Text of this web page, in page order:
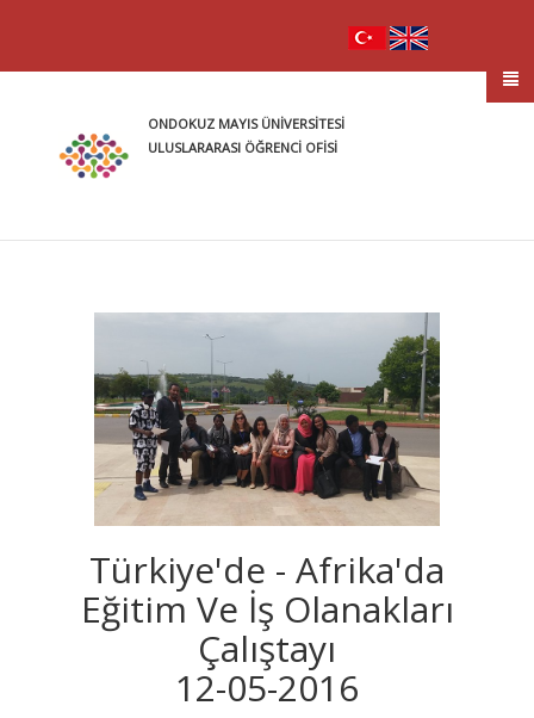
ONDOKUZ MAYIS ÜNİVERSİTESİ
ULUSLARARASI ÖĞRENCİ OFİSİ
Türkiye'de - Afrika'da
Eğitim Ve İş Olanakları
Çalıştayı
12-05-2016